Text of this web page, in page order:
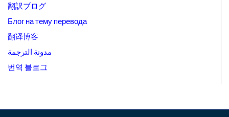
翻訳ブログ
Блог на тему перевода
翻译博客
مدونة الترجمة
번역 블로그